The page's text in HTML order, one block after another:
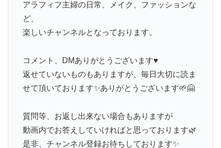
アラフィフ主婦の日常、メイク、ファッションな
ど、
楽しいチャンネルとなっております。
コメント、DMありがとうございます♥️
返せていないものもありますが、毎日大切に読ま
せて頂いております✨ありがとうございます🌱🤗
質問等、お返し出来ない場合もありますが
動画内でお答えしていければと思っております🌿
是非、チャンネル登録お待ちしております✨